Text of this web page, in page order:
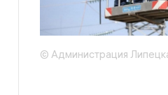
© Администрация